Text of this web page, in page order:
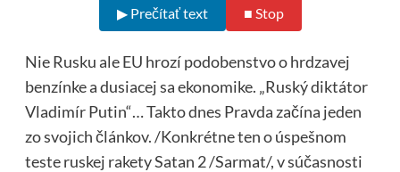
▶ Prečítať text ■ Stop
Nie Rusku ale EU hrozí podobenstvo o hrdzavej
benzínke a dusiacej sa ekonomike. „Ruský diktátor
Vladimír Putin“… Takto dnes Pravda začína jeden
zo svojich článkov. /Konkrétne ten o úspešnom
teste ruskej rakety Satan 2 /Sarmat/, v súčasnosti